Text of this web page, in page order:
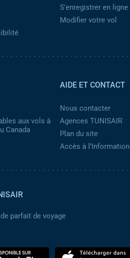
S'enregistrer en ligne
Modifier votre vol
aux vols à
Canada
AIDE ET CONTACT
Nous contacter
Agences TUNISAIR
Plan du site
Accès à l’Information
parfait de voyage